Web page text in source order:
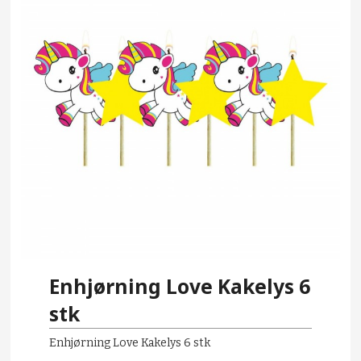
Enhjørning Love Kakelys 6
stk
Enhjørning Love Kakelys 6 stk